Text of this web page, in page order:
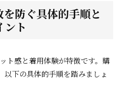
防ぐ具体的手順と
ント
ト感と着用体験が特徴です。購
以下の具体的手順を踏みましょ